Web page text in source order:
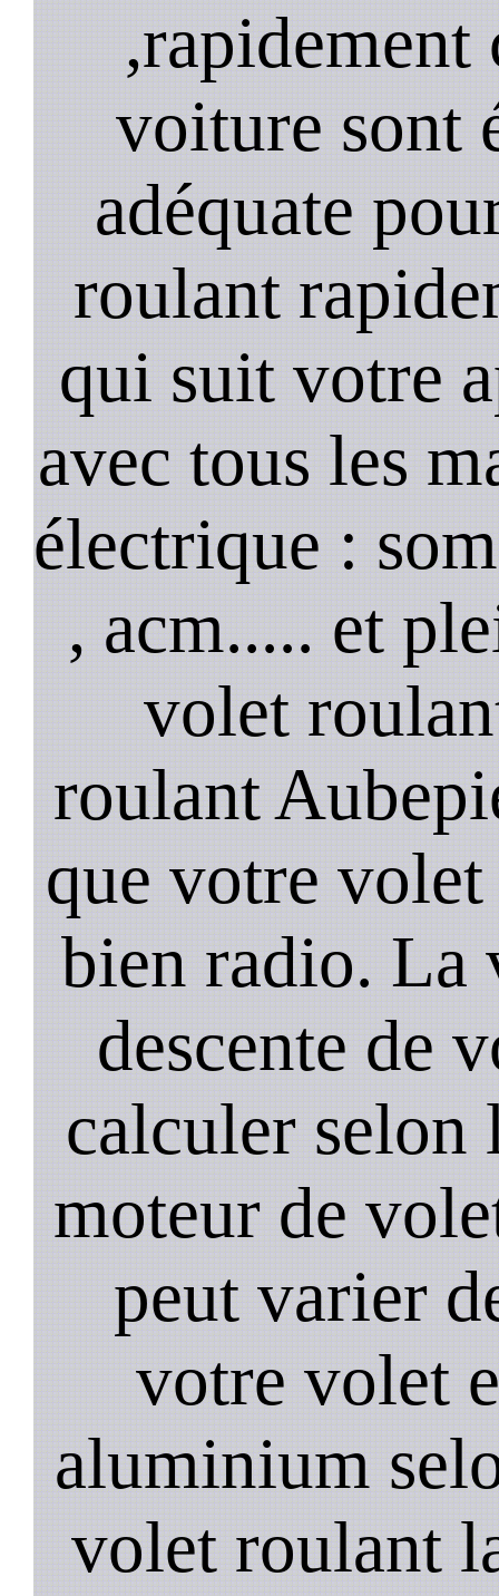
,rapidement
voiture sont
adéquate
roulant
qui suit votre
avec tous les
électrique :
, acm..... et
volet
roulant
que votre
bien radio. La
descente de
calculer selon
moteur de
peut varier
votre volet
aluminium
volet roulant